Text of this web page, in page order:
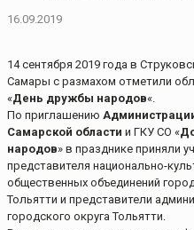
16.09.2019
14 сентября 2019 года в
Самары с размахом отметили
«День дружбы народов«.
По приглашению
Самарской области и ГКУ СО «
народов» в празднике приняли
представителя национально-
общественных объединений
Тольятти и представители
городского округа Тольятти.